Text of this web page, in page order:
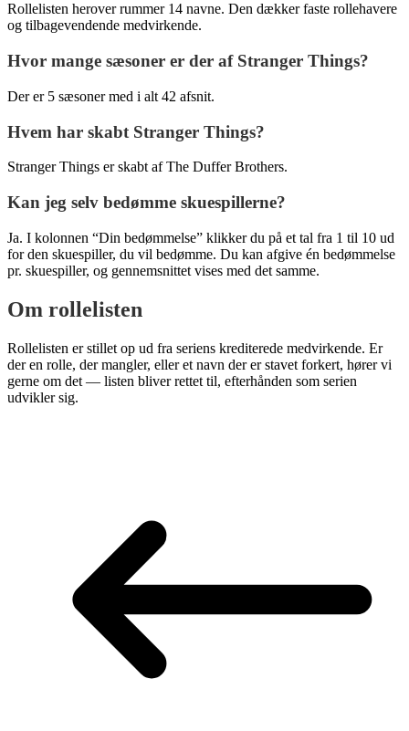
Rollelisten herover rummer 14 navne. Den dækker faste rollehavere
og tilbagevendende medvirkende.
Hvor mange sæsoner er der af Stranger Things?
Der er 5 sæsoner med i alt 42 afsnit.
Hvem har skabt Stranger Things?
Stranger Things er skabt af The Duffer Brothers.
Kan jeg selv bedømme skuespillerne?
Ja. I kolonnen “Din bedømmelse” klikker du på et tal fra 1 til 10 ud
for den skuespiller, du vil bedømme. Du kan afgive én bedømmelse
pr. skuespiller, og gennemsnittet vises med det samme.
Om rollelisten
Rollelisten er stillet op ud fra seriens krediterede medvirkende. Er
der en rolle, der mangler, eller et navn der er stavet forkert, hører vi
gerne om det — listen bliver rettet til, efterhånden som serien
udvikler sig.